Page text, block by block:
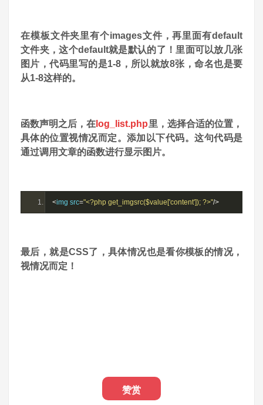
在模板文件夹里有个images文件，再里面有default
文件夹，这个default就是默认的了！里面可以放几张
图片，代码里写的是1-8，所以就放8张，命名也是要
从1-8这样的。
函数声明之后，在 log_list.php里，选择合适的位置，
具体的位置视情况而定。添加以下代码。这句代码是
通过调用文章的函数进行显示图片。
<img src="<?php get_imgsrc($value['content']); ?>"/>
最后，就是CSS了，具体情况也是看你模板的情况，
视情况而定！
赞赏